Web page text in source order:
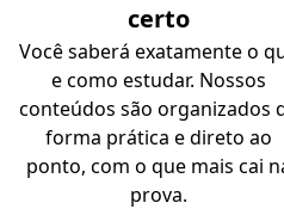
certo
Você saberá exatamente o
e como estudar. Nossos
conteúdos são organizados
forma prática e direto ao
ponto, com o que mais cai
prova.